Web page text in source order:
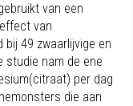
van een
van
49 zwaarlijvige en
studie nam de ene
per dag
die aan